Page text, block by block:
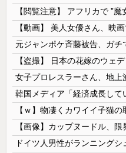
元ジャンポケ斉藤被告、ガチ
【ｗ】物凄くカワイイ子猫の
【画像】カップヌードル、限